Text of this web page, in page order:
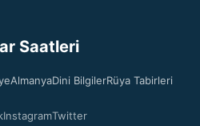
Saatleri
AlmanyaDini BilgilerRüya Tabirleri
InstagramTwitter